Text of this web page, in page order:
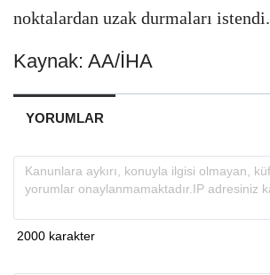
noktalardan uzak durmaları istendi.
Kaynak: AA/İHA
YORUMLAR